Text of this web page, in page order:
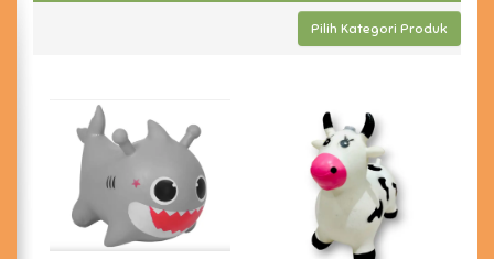
Pilih Kategori Produk